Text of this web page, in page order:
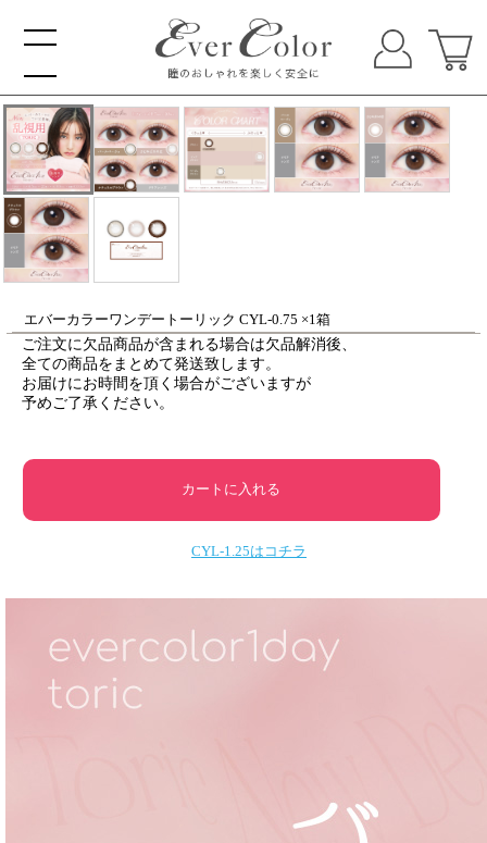
エバーカラーワンデートーリック CYL-0.75 ×1箱
ご注文に欠品商品が含まれる場合は欠品解消後、
全ての商品をまとめて発送致します。
お届けにお時間を頂く場合がございますが
予めご了承ください。
CYL-1.25はコチラ